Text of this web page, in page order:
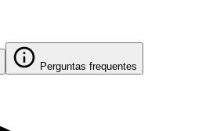
Perguntas frequentes